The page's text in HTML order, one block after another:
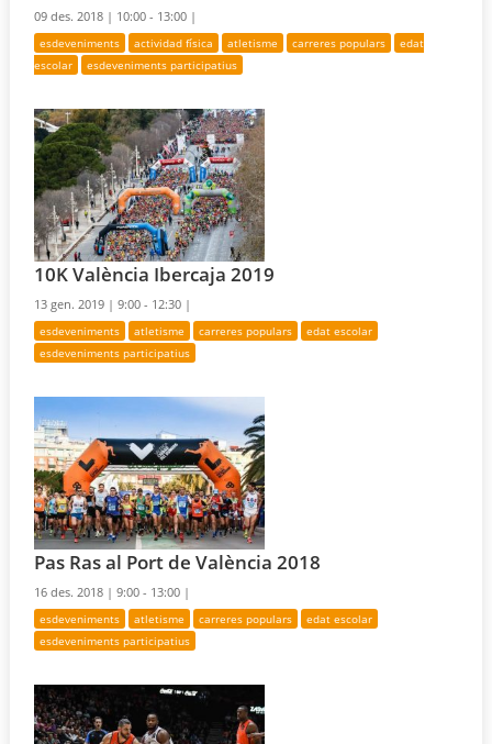
09 des. 2018 | 10:00 - 13:00 |
esdeveniments actividad física atletisme carreres populars
edat
escolar
esdeveniments participatius
10K València Ibercaja 2019
13 gen. 2019 |9:00 - 12:30 |
esdeveniments atletisme carreres populars
edat escolar
esdeveniments participatius
Pas Ras al Port de València 2018
16 des. 2018 |9:00 - 13:00 |
esdeveniments atletisme carreres populars
edat escolar
esdeveniments participatius